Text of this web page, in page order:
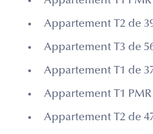
Appartement T2 de
Appartement T3 de
Appartement T1 de
Appartement T1 PMR
Appartement T2 de